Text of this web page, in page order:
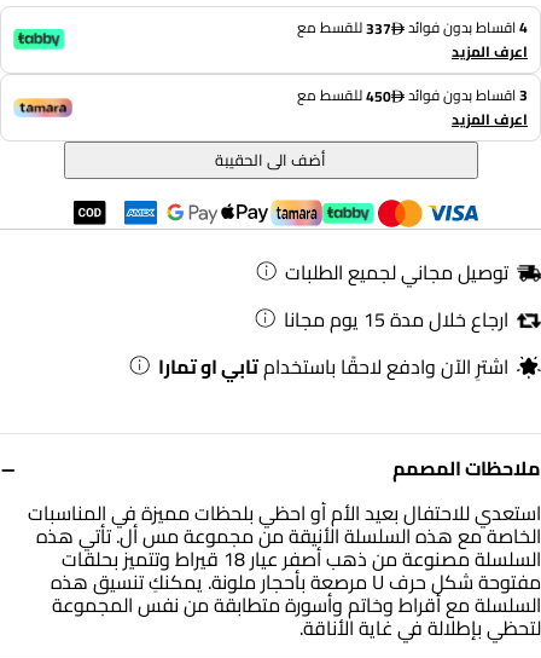
ملاحظات المصمم −
استعدي للاحتفال بعيد الأم أو احظي بلحظات مميزة في المناسبات
الخاصة مع هذه السلسلة الأنيقة من مجموعة مس أل. تأتي هذه
السلسلة مصنوعة من ذهب أصفر عيار 18 قيراط وتتميز بحلقات
مفتوحة شكل حرف U مرصعة بأحجار ملونة. يمكنكِ تنسيق هذه
السلسلة مع أقراط وخاتم وأسورة متطابقة من نفس المجموعة
لتحظي بإطلالة في غاية الأناقة.
4اقساط بدون فوائد 337للقسط مع
اعرف المزيد
3اقساط بدون فوائد 450للقسط مع
اعرف المزيد
أضف الى الحقيبة
توصيل مجاني لجميع الطلبات
ارجاع خلال مدة 15 يوم مجانا
اشترِ الآن وادفع لاحقًا باستخدامتابي او تمارا